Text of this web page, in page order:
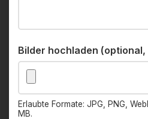
Bilder hochladen (optional,
Erlaubte Formate: JPG, PNG,
MB.